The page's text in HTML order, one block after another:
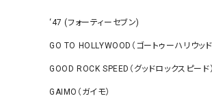
‘47 (フォーティーセブン)
GO TO HOLLYWOOD（ゴートゥーハリウッド
GOOD ROCK SPEED（グッドロックスピード）
GAIMO（ガイモ）